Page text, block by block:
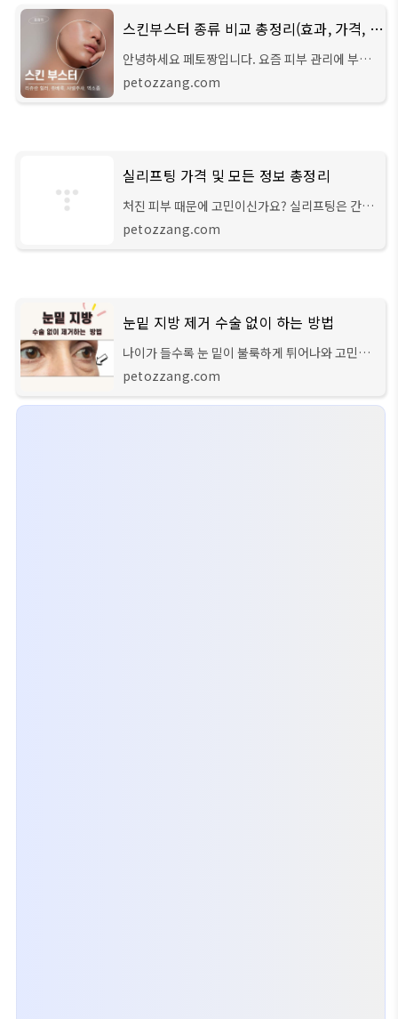
스킨부스터 종류 비교 총정리(효과, 가격, 피부타입별 추천)
안녕하세요 페토짱입니다. 요즘 피부 관리에 부쩍
관심이 많아져서 이것저것 알아보는 중인데요. 대
표적인 피부과 시술 중 스킨 부스터는 종류도 많아
petozzang.com
실리프팅 가격 및 모든 정보 총정리
처진 피부 때문에 고민이신가요? 실리프팅은 간편
하면서 효과적으로 피부 탄력과 주름을 개선할 수
있는 시술인데요. 지금부터 실리프팅에 대해 자세
petozzang.com
눈밑 지방 제거 수술 없이 하는 방법
나이가 들수록 눈 밑이 불룩하게 튀어나와 고민이
신가요? 눈은 얼굴에서 가장 두드러지는 부위인 만
큼 눈밑 처짐은 존재만으로 스트레스입니다. 눈밑
지방을 제거하고는 싶지만 수술은 부담스
petozzang.com